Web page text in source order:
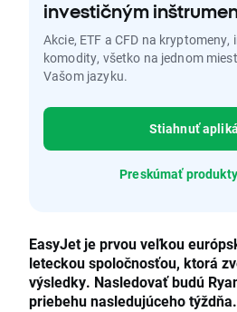
investičným
Akcie, ETF a CFD na kryptomeny,
komodity, všetko na jednom
Vašom jazyku.
Stiahnuť
Preskúmať
EasyJet je prvou veľkou
leteckou spoločnosťou, ktorá
výsledky. Nasledovať budú
priebehu nasledujúceho týždňa.